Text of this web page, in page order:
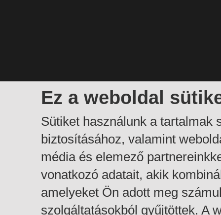
Ez a weboldal
Sütiket használunk a tartalmak
biztosításához, valamint
média és elemező
vonatkozó adatait, akik
amelyeket Ön adott meg
szolgáltatásokból gyűjtöttek. A